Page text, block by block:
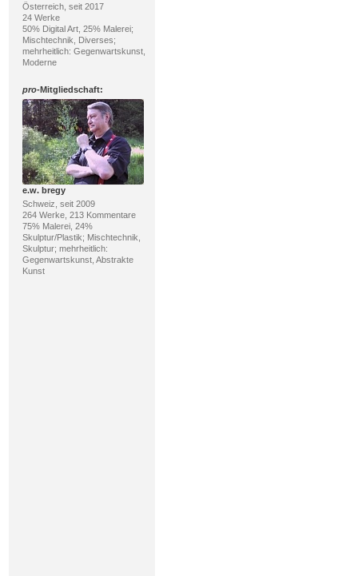
Österreich, seit 2017
24 Werke
50% Digital Art, 25% Malerei;
Mischtechnik, Diverses;
mehrheitlich: Gegenwartskunst,
Moderne
pro-Mitgliedschaft:
e.w. bregy
Schweiz, seit 2009
264 Werke, 213 Kommentare
75% Malerei, 24%
Skulptur/Plastik; Mischtechnik,
Skulptur; mehrheitlich:
Gegenwartskunst, Abstrakte
Kunst